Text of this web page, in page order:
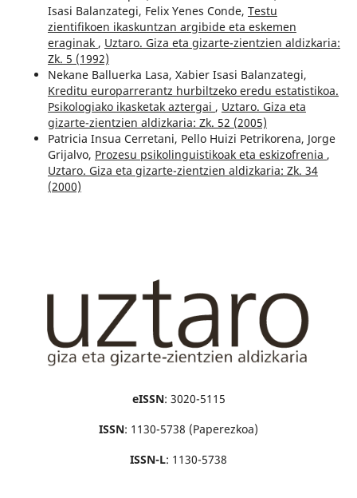
Isasi Balanzategi, Felix Yenes Conde, Testu
zientifikoen ikaskuntzan argibide eta eskemen
eraginak , Uztaro. Giza eta gizarte-zientzien aldizkaria:
Zk. 5 (1992)
Nekane Balluerka Lasa, Xabier Isasi Balanzategi,
Kreditu europarrerantz hurbiltzeko eredu estatistikoa.
Psikologiako ikasketak aztergai , Uztaro. Giza eta
gizarte-zientzien aldizkaria: Zk. 52 (2005)
Patricia Insua Cerretani, Pello Huizi Petrikorena, Jorge
Grijalvo, Prozesu psikolinguistikoak eta eskizofrenia ,
Uztaro. Giza eta gizarte-zientzien aldizkaria: Zk. 34
(2000)
eISSN: 3020-5115
ISSN: 1130-5738 (Paperezkoa)
ISSN-L: 1130-5738